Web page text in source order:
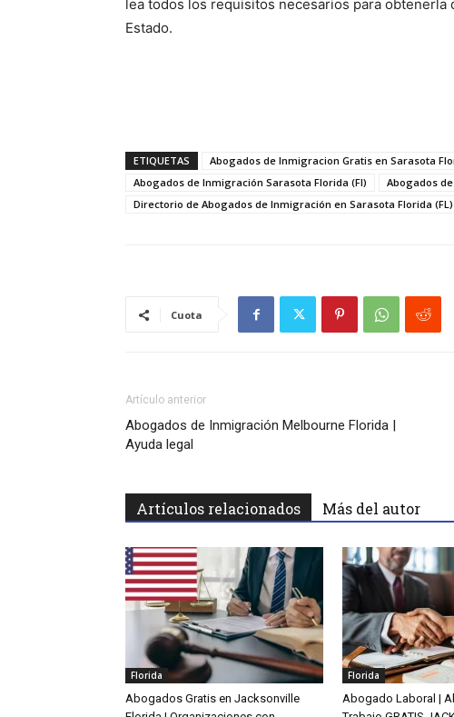
lea todos los requisitos necesarios para
Estado.
ETIQUETAS
Abogados de Inmigracion Gratis en Sarasota
Abogados de Inmigración Sarasota Florida (Fl)
Abogados
Directorio de Abogados de Inmigración en Sarasota Florida (FL)
Cuota
Artículo anterior
Abogados de Inmigración Melbourne Florida |
Ayuda legal
Artículos relacionados Más del autor
Florida
Abogados Gratis en Jacksonville
Florida
Abogado Laboral |